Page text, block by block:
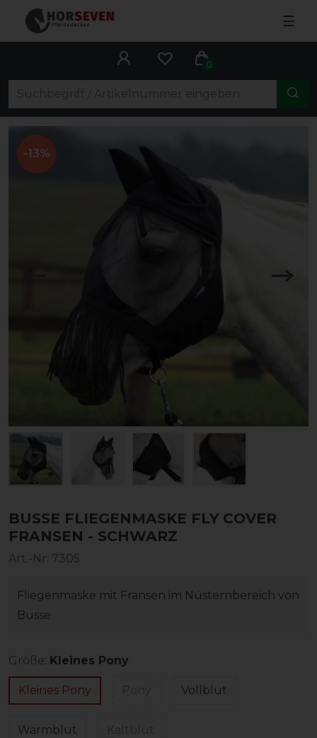
☰
0
-13%
BUSSE FLIEGENMASKE FLY COVER
FRANSEN - SCHWARZ
Art.-Nr: 7305
Fliegenmaske mit Fransen im Nüsternbereich von
Busse
Größe: Kleines Pony
Kleines Pony Vollblut
Warmblut